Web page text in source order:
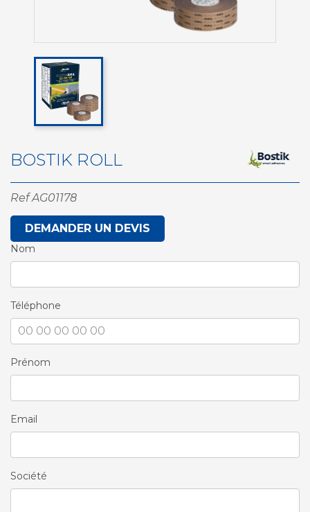
BOSTIK ROLL
Ref AG01178
DEMANDER UN DEVIS
Nom
Téléphone
Prénom
Email
Société